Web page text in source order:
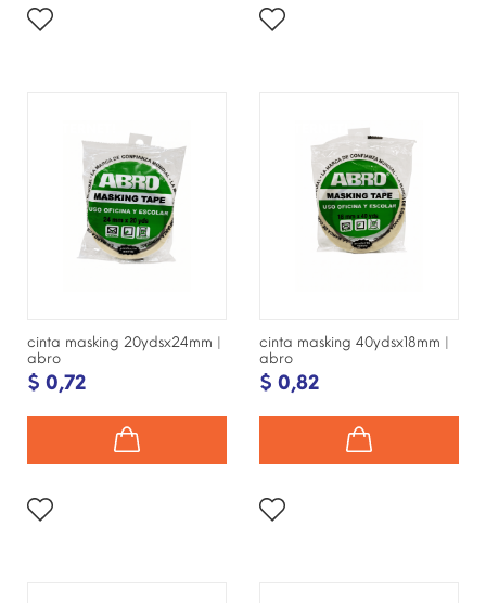
cinta masking 20ydsx24mm |
abro
$ 0,72
cinta masking 40ydsx18mm |
abro
$ 0,82